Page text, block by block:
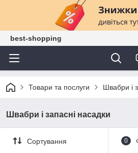
best-shopping
Товари та послуги Швабри і
Швабри і запасні насадки
Сортування 0